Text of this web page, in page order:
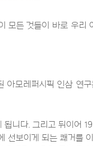
모든 것들이 바로 우리
아모레퍼시픽 인삼 연구
됩니다. 그리고 뒤이어
선보이게 되는 쾌거를